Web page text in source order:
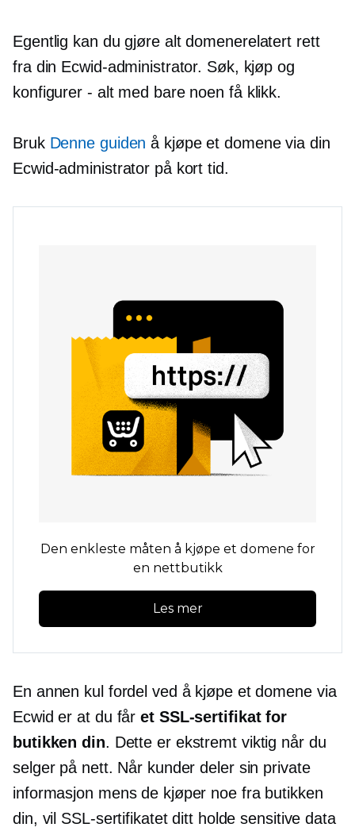
Egentlig kan du gjøre altdomenerelatert rett
fra din Ecwid-administrator. Søk, kjøp og
konfigurer - alt med bare noen få klikk.
Bruk Denne guiden å kjøpe et domene via din
Ecwid-administrator på kort tid.
Den enkleste måten å kjøpe et domene for
en nettbutikk
Les mer
En annen kul fordel ved å kjøpe et domene via
Ecwid er at du fåret SSL-sertifikat for
butikken din. Dette er ekstremt viktig når du
selger på nett. Når kunder deler sin private
informasjon mens de kjøper noe fra butikken
din, vil SSL-sertifikatet ditt holde sensitive data